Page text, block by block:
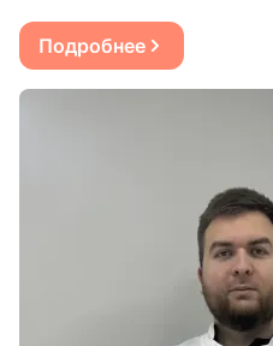
Подробнее